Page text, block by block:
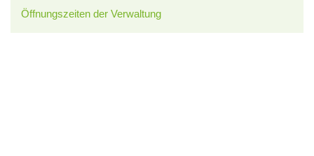
Öffnungszeiten der Verwaltung